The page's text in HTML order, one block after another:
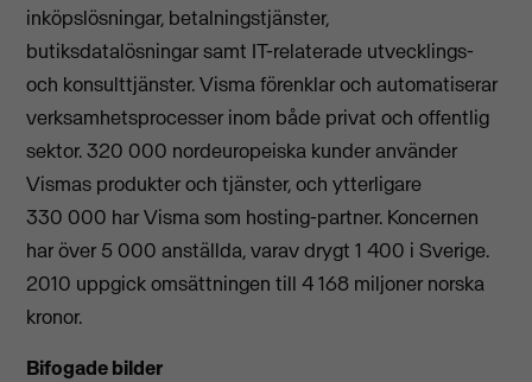
inköpslösningar, betalningstjänster,
butiksdatalösningar samt IT-relaterade utvecklings-
och konsulttjänster. Visma förenklar och automatiserar
verksamhetsprocesser inom både privat och offentlig
sektor. 320 000 nordeuropeiska kunder använder
Vismas produkter och tjänster, och ytterligare
330 000 har Visma som hosting-partner. Koncernen
har över 5 000 anställda, varav drygt 1 400 i Sverige.
2010 uppgick omsättningen till 4 168 miljoner norska
kronor.
Bifogade bilder